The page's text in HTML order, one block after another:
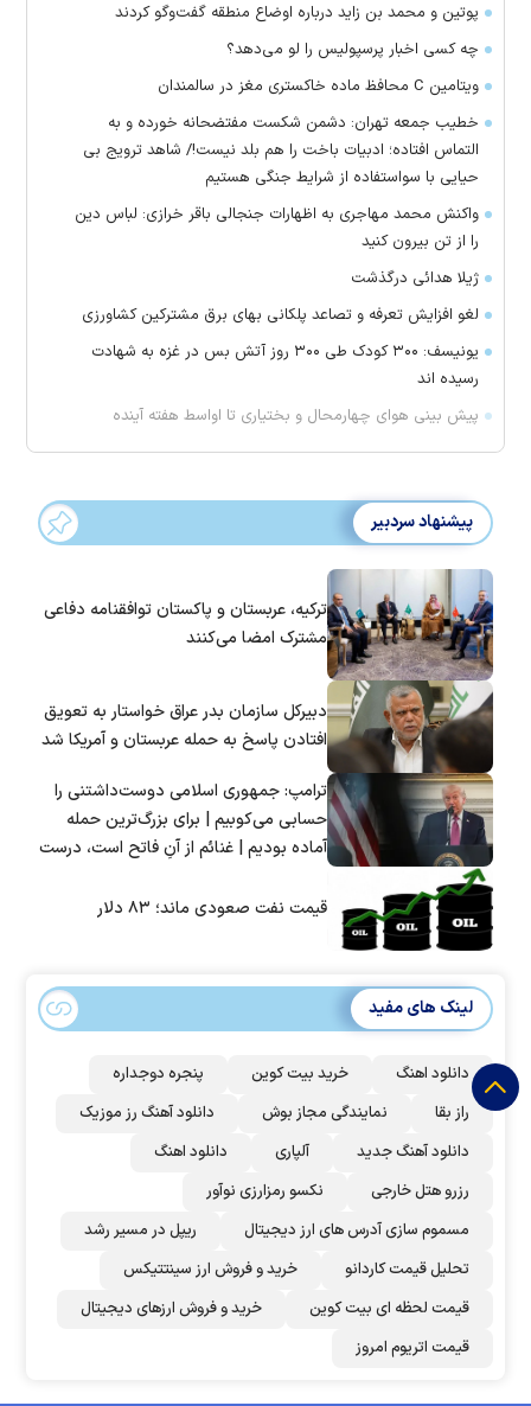
پوتین و محمد بن زاید درباره اوضاع منطقه گفت‌وگو کردند
چه کسی اخبار پرسپولیس را لو می‌دهد؟
ویتامین C محافظ ماده خاکستری مغز در سالمندان
خطیب جمعه تهران: دشمن شکست مفتضحانه خورده و به
التماس افتاده؛ ادبیات باخت را هم بلد نیست!/ شاهد ترویج بی
حیایی با سواستفاده از شرایط جنگی هستیم
واکنش محمد مهاجری به اظهارات جنجالی باقر خرازی: لباس دین
را از تن بیرون کنید
ژیلا هدائی درگذشت
لغو افزایش تعرفه و تصاعد پلکانی بهای برق مشترکین کشاورزی
یونیسف: ۳۰۰ کودک طی ۳۰۰ روز آتش بس در غزه به شهادت
رسیده اند
پیش بینی هوای چهارمحال و بختیاری تا اواسط هفته آینده
پیشنهاد سردبیر
ترکیه، عربستان و پاکستان توافقنامه دفاعی
مشترک امضا می‌کنند
دبیرکل سازمان بدر عراق خواستار به تعویق
افتادن پاسخ به حمله عربستان و آمریکا شد
ترامپ: جمهوری اسلامی دوست‌داشتنی را
حسابی می‌کوبیم | برای بزرگ‌ترین حمله
آماده بودیم | غنائم از آنِ فاتح است، درست
قیمت نفت صعودی ماند؛ ۸۳ دلار
لینک های مفید
دانلود اهنگ خرید بیت کوین
پنجره دوجداره
راز بقا
نمایندگی مجاز بوش
دانلود آهنگ رز‌ موزیک
دانلود آهنگ جدید
آلپاری
دانلود اهنگ
رزرو هتل خارجی
نکسو رمزارزی نوآور
مسموم سازی آدرس های ارز دیجیتال
ریپل در مسیر رشد
تحلیل قیمت کاردانو
خرید و فروش ارز سینتتیکس
قیمت لحظه ای بیت کوین
خرید و فروش ارزهای دیجیتال
قیمت اتریوم امروز